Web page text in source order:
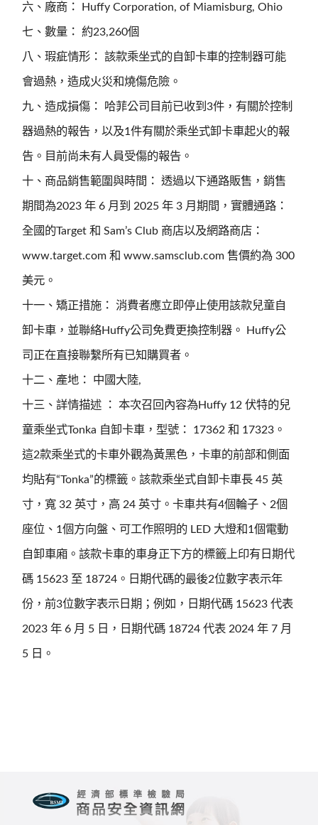
六、廠商： Huffy Corporation, of Miamisburg, Ohio
七、數量： 約23,260個
八、瑕疵情形： 該款乘坐式的自卸卡車的控制器可能
會過熱，造成火災和燒傷危險。
九、造成損傷： 哈菲公司目前已收到3件，有關於控制
器過熱的報告，以及1件有關於乘坐式卸卡車起火的報
告。目前尚未有人員受傷的報告。
十、商品銷售範圍與時間： 透過以下通路販售，銷售
期間為2023 年 6 月到 2025 年 3 月期間，實體通路：
全國的Target 和 Sam’s Club 商店以及網路商店：
www.target.com 和 www.samsclub.com 售價約為 300
美元。
十一、矯正措施： 消費者應立即停止使用該款兒童自
卸卡車，並聯絡Huffy公司免費更換控制器。 Huffy公
司正在直接聯繫所有已知購買者。
十二、產地： 中國大陸,
十三、詳情描述 ： 本次召回內容為Huffy 12 伏特的兒
童乘坐式Tonka 自卸卡車，型號： 17362 和 17323。
這2款乘坐式的卡車外觀為黃黑色，卡車的前部和側面
均貼有“Tonka”的標籤。該款乘坐式自卸卡車長 45 英
寸，寬 32 英寸，高 24 英寸。卡車共有4個輪子、2個
座位、1個方向盤、可工作照明的 LED 大燈和1個電動
自卸車廂。該款卡車的車身正下方的標籤上印有日期代
碼 15623 至 18724。日期代碼的最後2位數字表示年
份，前3位數字表示日期；例如，日期代碼 15623 代表
2023 年 6 月 5 日，日期代碼 18724 代表 2024 年 7 月
5 日。